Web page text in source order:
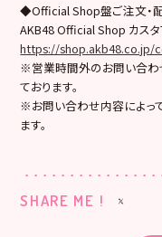
◆Official Shop盤ご注文・
AKB48 Official Shop カス
https://shop.akb48.co.jp/
※営業時間外のお問い合わ
ております。
※お問い合わせ内容によっ
ます。
SHARE ME !